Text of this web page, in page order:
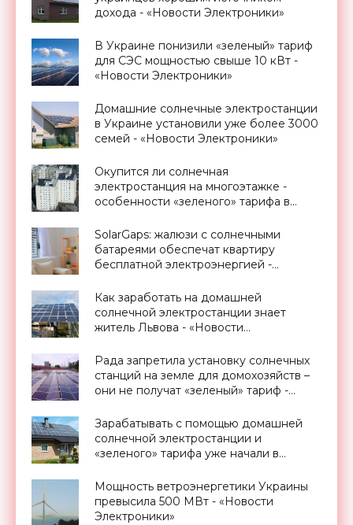
дохода - «Новости Электроники»
В Украине понизили «зеленый» тариф
для СЭС мощностью свыше 10 кВт -
«Новости Электроники»
Домашние солнечные электростанции
в Украине установили уже более 3000
семей - «Новости Электроники»
Окупится ли солнечная
электростанция на многоэтажке -
особенности «зеленого» тарифа в
SolarGaps: жалюзи с солнечными
батареями обеспечат квартиру
бесплатной электроэнергией -
Как заработать на домашней
солнечной электростанции знает
житель Львова - «Новости
Рада запретила установку солнечных
станций на земле для домохозяйств –
они не получат «зеленый» тариф -
Зарабатывать с помощью домашней
солнечной электростанции и
«зеленого» тарифа уже начали в
Мощность ветроэнергетики Украины
превысила 500 МВт - «Новости
Электроники»